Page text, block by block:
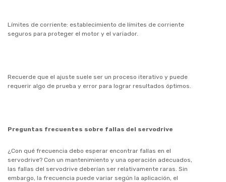
Límites de corriente: establecimiento de límites de corriente
seguros para proteger el motor y el variador.
Recuerde que el ajuste suele ser un proceso iterativo y puede
requerir algo de prueba y error para lograr resultados óptimos.
Preguntas frecuentes sobre fallas del servodrive
¿Con qué frecuencia debo esperar encontrar fallas en el
servodrive? Con un mantenimiento y una operación adecuados,
las fallas del servodrive deberían ser relativamente raras. Sin
embargo, la frecuencia puede variar según la aplicación, el